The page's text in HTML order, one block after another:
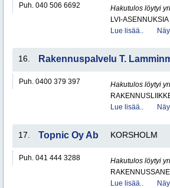
Puh. 040 506 6692
Hakutulos löytyi
LVI-
Lue lisää..
16. Rakennuspalvelu T.
Puh. 0400 379 397
Hakutulos löytyi
Lue lisää..
17. Topnic Oy Ab KORSHOLM
Puh. 041 444 3288
Hakutulos löytyi
Lue lisää..